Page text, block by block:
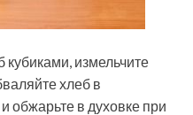
кубиками, измельчите
хлеб в
обжарьте в духовке при